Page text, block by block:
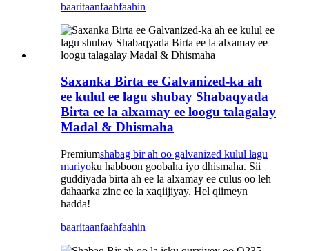
baaritaanfaahfaahin
Saxanka Birta ee Galvanized-ka ah
ee kulul ee lagu shubay Shabaqyada
Birta ee la alxamay ee loogu talagalay
Madal & Dhismaha
Premiumshabag bir ah oo galvanized kulul lagu
mariyoku habboon goobaha iyo dhismaha. Sii
guddiyada birta ah ee la alxamay ee culus oo leh
dahaarka zinc ee la xaqiijiyay. Hel qiimeyn
hadda!
baaritaanfaahfaahin